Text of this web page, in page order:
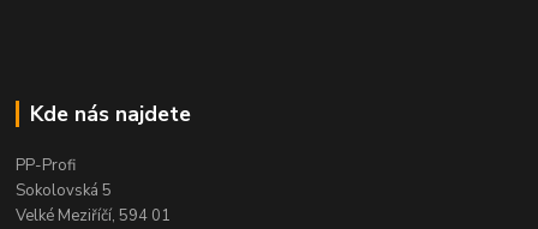
Kde nás najdete
PP-Profi
Sokolovská 5
Velké Meziříčí, 594 01